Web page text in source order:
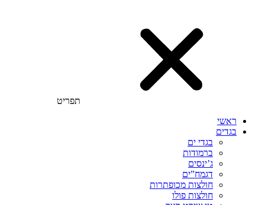
תפריט
ראשי
בגדים
בגדי ים
ברמודות
ג’ינסים
דגמח”ים
חולצות מכופתרות
חולצות פולו